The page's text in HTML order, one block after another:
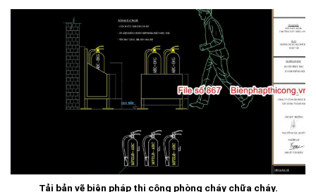
Tải bản vẽ biện pháp thi công phòng cháy chữa cháy.